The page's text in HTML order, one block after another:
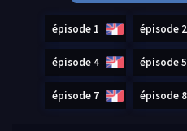
épisode 1 épisode 2
épisode 4 épisode 5
épisode 7 épisode 8